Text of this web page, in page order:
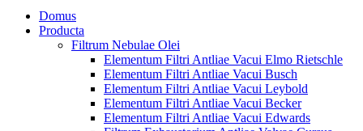
Domus
Producta
Filtrum Nebulae Olei
Elementum Filtri Antliae Vacui Elmo Rietschle
Elementum Filtri Antliae Vacui Busch
Elementum Filtri Antliae Vacui Leybold
Elementum Filtri Antliae Vacui Becker
Elementum Filtri Antliae Vacui Edwards